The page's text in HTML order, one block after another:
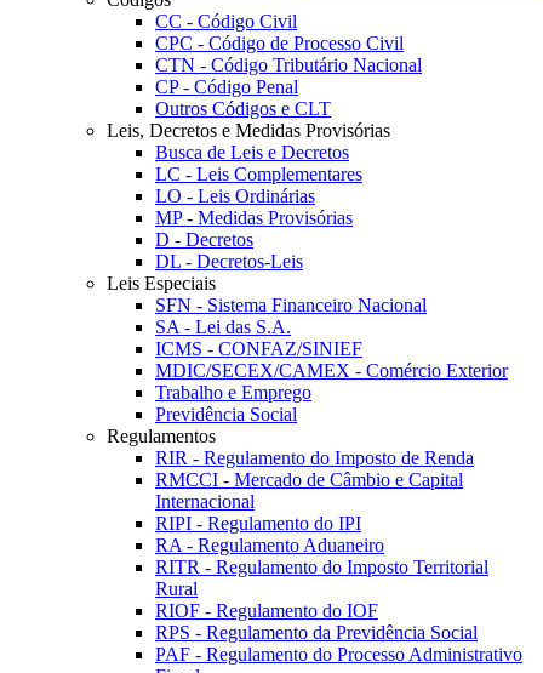
CC - Código Civil
CPC - Código de Processo Civil
CTN - Código Tributário Nacional
CP - Código Penal
Outros Códigos e CLT
Leis, Decretos e Medidas Provisórias
Busca de Leis e Decretos
LC - Leis Complementares
LO - Leis Ordinárias
MP - Medidas Provisórias
D - Decretos
DL - Decretos-Leis
Leis Especiais
SFN - Sistema Financeiro Nacional
SA - Lei das S.A.
ICMS - CONFAZ/SINIEF
MDIC/SECEX/CAMEX - Comércio Exterior
Trabalho e Emprego
Previdência Social
Regulamentos
RIR - Regulamento do Imposto de Renda
RMCCI - Mercado de Câmbio e Capital
Internacional
RIPI - Regulamento do IPI
RA - Regulamento Aduaneiro
RITR - Regulamento do Imposto Territorial
Rural
RIOF - Regulamento do IOF
RPS - Regulamento da Previdência Social
PAF - Regulamento do Processo Administrativo